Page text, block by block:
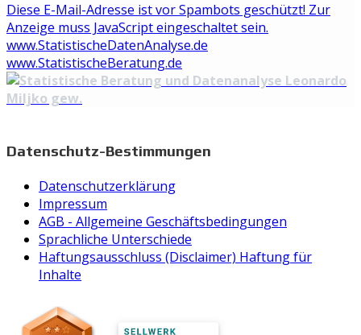
Diese E-Mail-Adresse ist vor Spambots geschützt! Zur
Anzeige muss JavaScript eingeschaltet sein.
www.StatistischeDatenAnalyse.de
www.StatistischeBeratung.de
Datenschutz-Bestimmungen
Datenschutzerklärung
Impressum
AGB - Allgemeine Geschäftsbedingungen
Sprachliche Unterschiede
Haftungsausschluss (Disclaimer) Haftung für
Inhalte